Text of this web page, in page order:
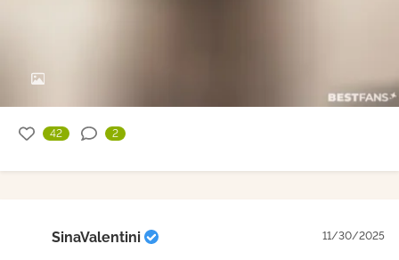
42 2
SinaValentini 11/30/2025